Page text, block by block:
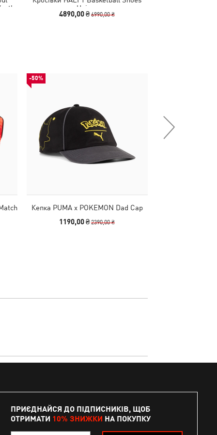
Unisex
4890,00 ₴6990,00 ₴
-50%
Кепка PUMA x POKEMON Dad Cap
1190,00 ₴2390,00 ₴
ПРИЄДНАЙСЯ ДО ПІДПИСНИКІВ, ЩОБ
ОТРИМАТИ 10% ЗНИЖКИ НА ПОКУПКУ